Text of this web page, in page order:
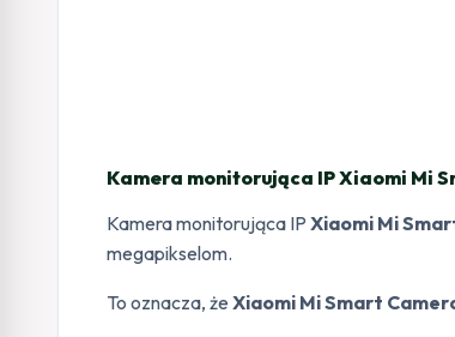
Kamera monitorująca IP Xiaomi Mi
Kamera monitorująca IP Xiaomi Mi
megapikselom.
To oznacza, że Xiaomi Mi Smart